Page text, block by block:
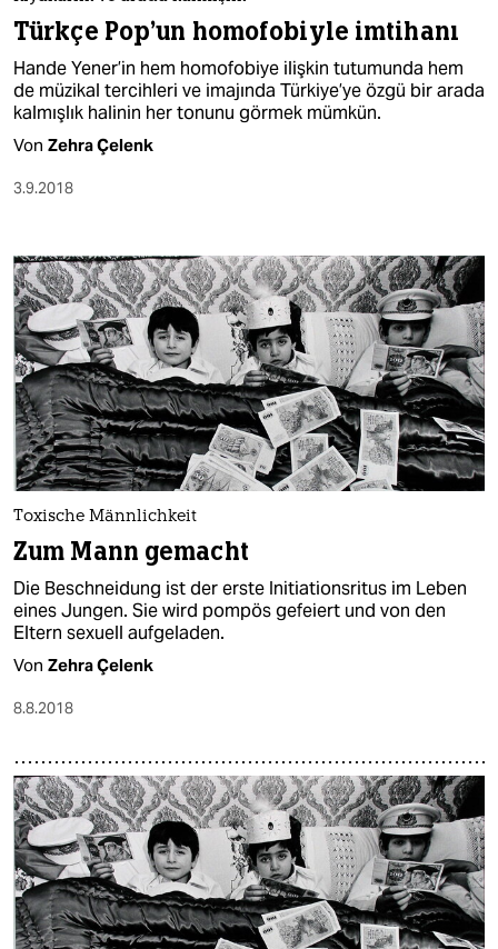
wahrheit
verlag
verlag
shop
fragen & hilfe
unterstützen
abo
genossenschaft
Türkçe Pop'un homofobiyle imtihanı
Hande Yener’in hem homofobiye ilişkin tutumunda hem
de müzikal tercihleri ve imajında Türkiye’ye özgü bir arada
kalmışlık halinin her tonunu görmek mümkün.
Von Zehra Çelenk
3.9.2018
Toxische Männlichkeit
Zum Mann gemacht
Die Beschneidung ist der erste Initiationsritus im Leben
eines Jungen. Sie wird pompös gefeiert und von den
Eltern sexuell aufgeladen.
Von Zehra Çelenk
8.8.2018